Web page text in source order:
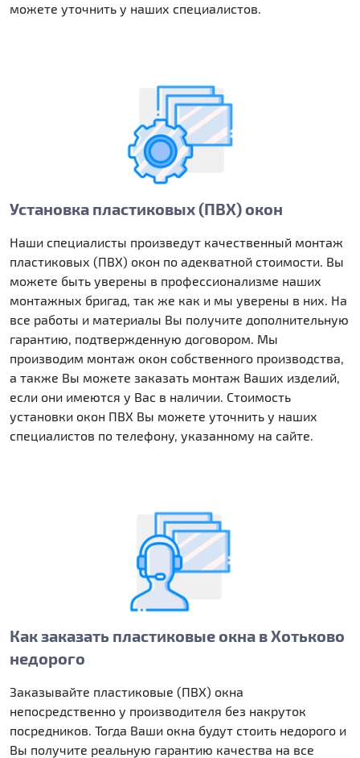
можете уточнить у наших специалистов.
Установка пластиковых (ПВХ) окон
Наши специалисты произведут качественный монтаж
пластиковых (ПВХ) окон по адекватной стоимости. Вы
можете быть уверены в профессионализме наших
монтажных бригад, так же как и мы уверены в них. На
все работы и материалы Вы получите дополнительную
гарантию, подтвержденную договором. Мы
производим монтаж окон собственного производства,
а также Вы можете заказать монтаж Ваших изделий,
если они имеются у Вас в наличии. Стоимость
установки окон ПВХ Вы можете уточнить у наших
специалистов по телефону, указанному на сайте.
Как заказать пластиковые окна в Хотьково
недорого
Заказывайте пластиковые (ПВХ) окна
непосредственно у производителя без накруток
посредников. Тогда Ваши окна будут стоить недорого и
Вы получите реальную гарантию качества на все